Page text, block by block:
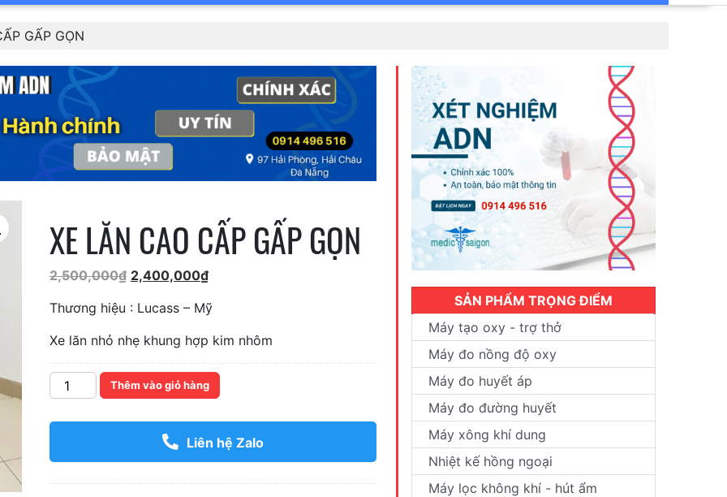
GẤP GỌN
XE LĂN CAO CẤP GẤP GỌN
2,500,000₫ Giá
là:
2,500,000₫.
2,400,000₫Giá
tại
là:
Thương hiệu : Lucass – Mỹ
Xe lăn nhỏ nhẹ khung hợp kim nhôm
lượng
Thêm vào giỏ hàng
Liên hệ Zalo
SẢN PHẨM TRỌNG ĐIỂM
Máy tạo oxy - trợ thở
Máy đo nồng độ oxy
Máy đo huyết áp
Máy đo đường huyết
Máy xông khí dung
Nhiệt kế hồng ngoại
Máy lọc không khí - hút ẩm